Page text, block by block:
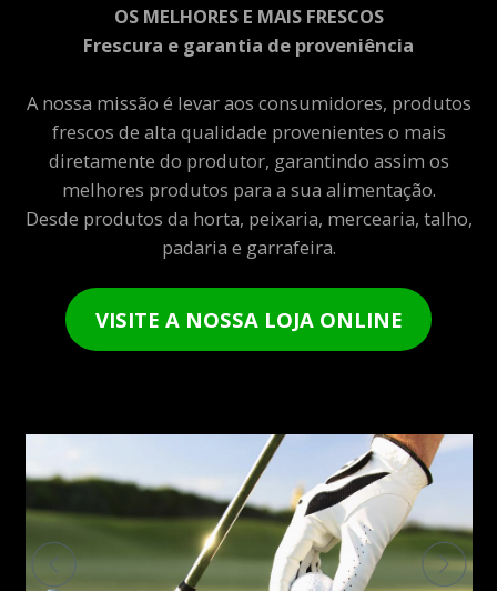
OS MELHORES E MAIS FRESCOS
Frescura e garantia de proveniência
A nossa missão é levar aos consumidores, produtos
frescos de alta qualidade provenientes o mais
diretamente do produtor, garantindo assim os
melhores produtos para a sua alimentação.
Desde produtos da horta, peixaria, mercearia, talho,
padaria e garrafeira.
VISITE A NOSSA LOJA ONLINE